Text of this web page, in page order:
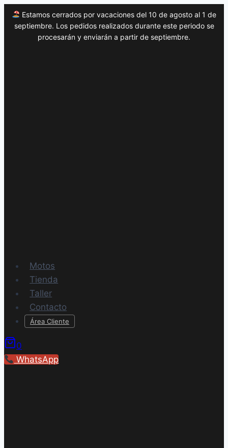
Estamos cerrados por vacaciones del 10 de agosto al 1 de
septiembre. Los pedidos realizados durante este periodo se
procesarán y enviarán a partir de septiembre.
Motos
Tienda
Taller
Contacto
Área Cliente
0
WhatsApp